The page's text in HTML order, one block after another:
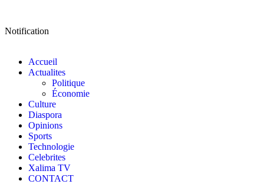
Notification
Accueil
Actualites
Politique
Économie
Culture
Diaspora
Opinions
Sports
Technologie
Celebrites
Xalima TV
CONTACT